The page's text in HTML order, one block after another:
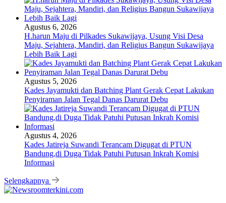
Agustus 6, 2026
H.harun Maju di Pilkades Sukawijaya, Usung Visi Desa
Maju, Sejahtera, Mandiri, dan Religius Bangun Sukawijaya
Lebih Baik Lagi
Agustus 5, 2026
Kades Jayamukti dan Batching Plant Gerak Cepat Lakukan
Penyiraman Jalan Tegal Danas Darurat Debu
Agustus 4, 2026
Kades Jatireja Suwandi Terancam Digugat di PTUN
Bandung,di Duga Tidak Patuhi Putusan Inkrah Komisi
Informasi
Selengkapnya